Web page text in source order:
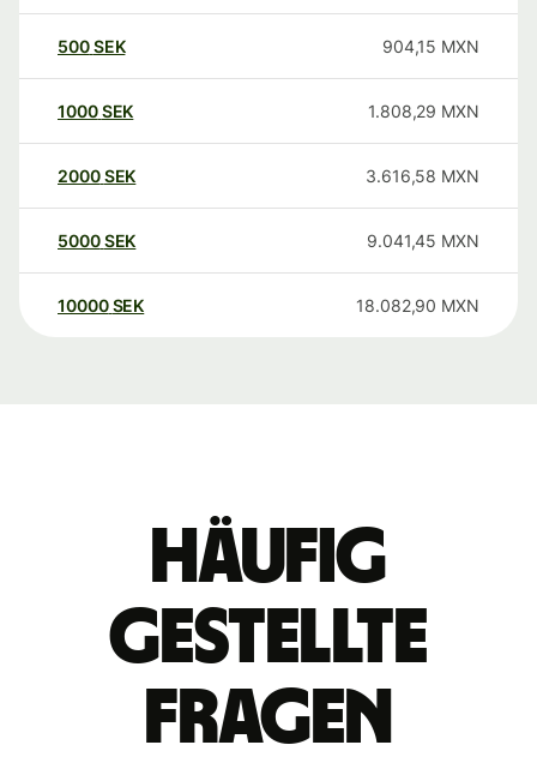
500SEK 904,15 MXN
1000SEK 1.808,29 MXN
2000SEK 3.616,58 MXN
5000SEK 9.041,45 MXN
10000 SEK 18.082,90 MXN
Häufig
gestellte
Fragen